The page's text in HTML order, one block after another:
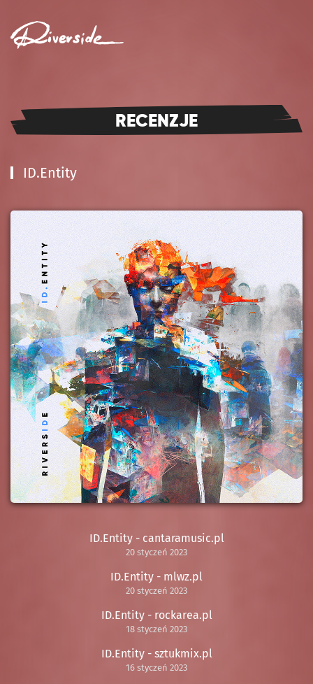
RECENZJE
ID.Entity
ID.Entity - cantaramusic.pl
20 styczeń 2023
ID.Entity - mlwz.pl
20 styczeń 2023
ID.Entity - rockarea.pl
18 styczeń 2023
ID.Entity - sztukmix.pl
16 styczeń 2023